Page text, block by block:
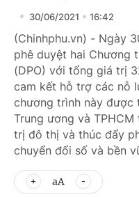
30/06/2021 16:42
(Chinhphu.vn) - Ngày
phê duyệt hai Chương
(DPO) với tổng giá trị
cam kết hỗ trợ các nỗ
chương trình này được
Trung ương và
trị đô thị và thúc đẩy
chuyển đổi số và bền
aA